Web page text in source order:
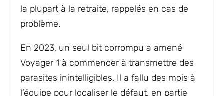
la plupart à la retraite, rappelés en cas de
problème.
En 2023, un seul bit corrompu a amené
Voyager 1 à commencer à transmettre des
parasites inintelligibles. Il a fallu des mois à
l’équipe pour localiser le défaut, en partie